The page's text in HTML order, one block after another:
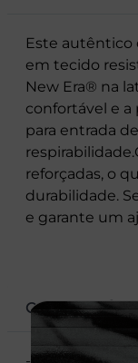
Este autêntico
em tecido
New Era® na
confortável e a
para entrada
reforçadas, o
durabilidade.
e garante um